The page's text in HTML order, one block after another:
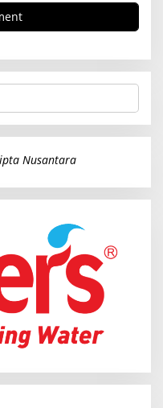
Nusantara